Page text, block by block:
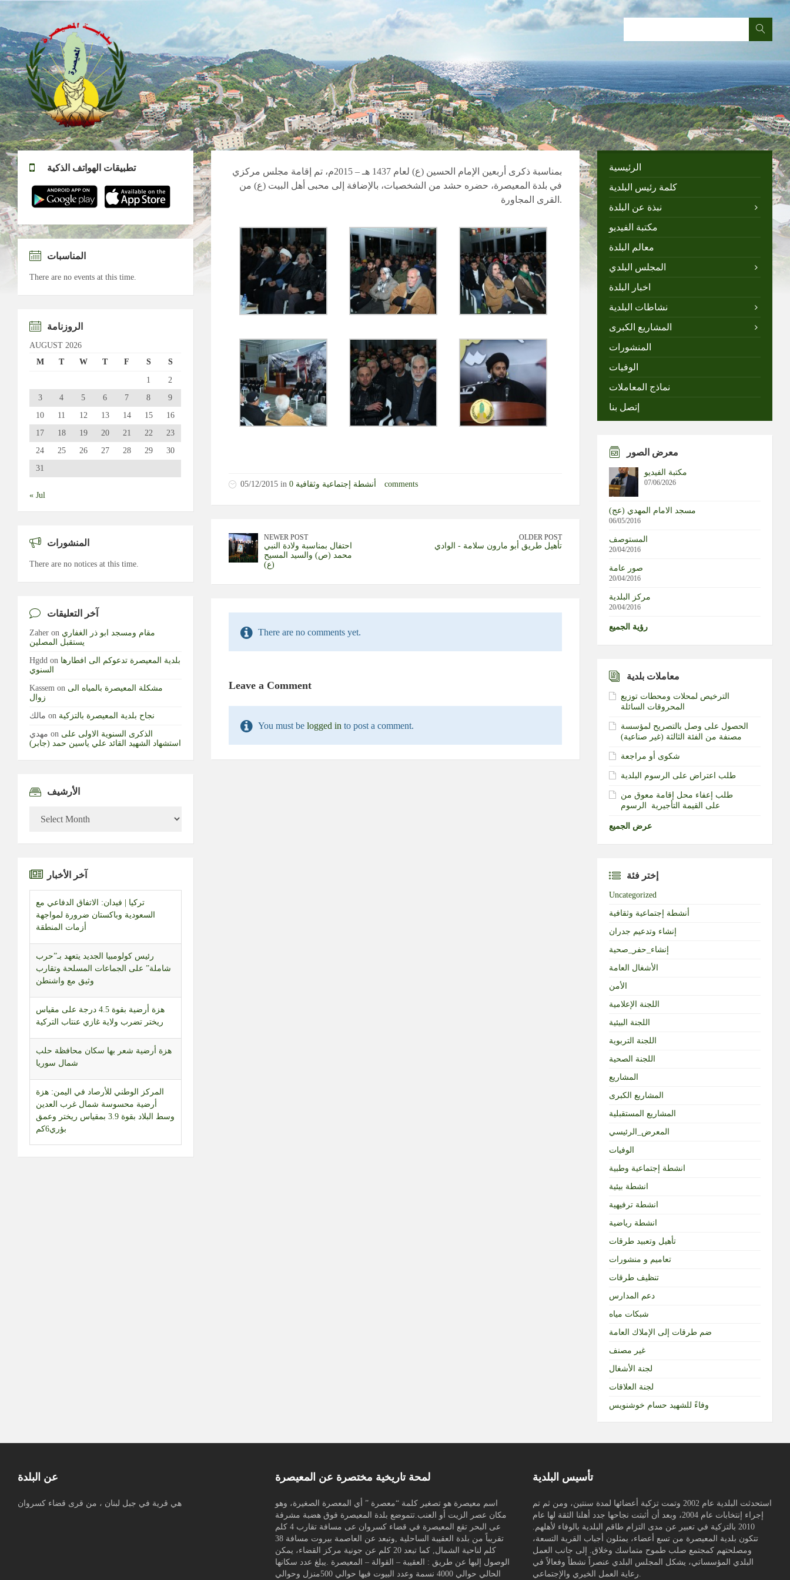
بمناسبة ذكرى أربعين الإمام الحسين (ع) لعام 1437 هـ – 2015م، تم إقامة مجلس مركزي
في بلدة المعيصرة، حضره حشد من الشخصيات، بالإضافة إلى محبى أهل البيت (ع) من
القرى المجاورة.
05/12/2015 in أنشطة إجتماعية وثقافية 0 comments
NEWER POST
احتفال بمناسبة ولادة النبي
محمد (ص) والسيد المسيح
(ع)
OLDER POST
تأهيل طريق أبو مارون سلامة - الوادي
There are no comments yet.
Leave a Comment
You must be logged in to post a comment.
تطبيقات الهواتف الذكية
المناسبات
There are no events at this time.
الروزنامة
AUGUST 2026
M
T W T F S S
1
2
3
4 5 6 7 8
9
10
11 12 13 14 15
16
17
18 19 20 21 22
23
24
25 26 27 28 29
30
31
« Jul
المنشورات
There are no notices at this time.
آخر التعليقات
Zaher on مقام ومسجد ابو ذر الغفاري
يستقبل المصلين
Hgdd on بلدية المعيصرة تدعوكم الى افطارها
السنوي
Kassem on مشكلة المعيصرة بالمياه الى
زوال
مالك on نجاح بلدية المعيصرة بالتزكية
مهدي on الذكرى السنوية الاولى على
استشهاد الشهيد القائد علي ياسين حمد (جابر)
الأرشيف
آخر الأخبار
تركيا | فيدان: الاتفاق الدفاعي مع
السعودية وباكستان ضرورة لمواجهة
أزمات المنطقة
رئيس كولومبيا الجديد يتعهد بـ”حرب
شاملة” على الجماعات المسلحة وتقارب
وثيق مع واشنطن
هزة أرضية بقوة 4.5 درجة على مقياس
ريختر تضرب ولاية غازي عنتاب التركية
هزة أرضية شعر بها سكان محافظة حلب
شمال سوريا
المركز الوطني للأرصاد في اليمن: هزة
أرضية محسوسة شمال غرب العدين
وسط البلاد بقوة 3.9 بمقياس ريختر وعمق
بؤري6كم
العراق | أمين عام حركة النجباء:
الدبلوماسية مع السعودية غير مجدية
الرئيسية
كلمة رئيس البلدية
نبذة عن البلدة
مكتبة الفيديو
معالم البلدة
المجلس البلدي
اخبار البلدة
نشاطات البلدية
المشاريع الكبرى
المنشورات
الوفيات
نماذج المعاملات
إتصل بنا
معرض الصور
مكتبة الفيديو
07/06/2026
مسجد الامام المهدي (عج)
06/05/2016
المستوصف
20/04/2016
صور عامة
20/04/2016
مركز البلدية
20/04/2016
رؤية الجميع
معاملات بلدية
الترخيص لمحلات ومحطات توزيع
المحروقات السائلة
الحصول على وصل بالتصريح لمؤسسة
مصنفة من الفئة الثالثة (غير صناعية)‏
شكوى أو مراجعة
طلب اعتراض على الرسوم البلدية
طلب إعفاء محل إقامة معوق من
الرسوم‎ ‎على القيمة التأجيرية ‏
عرض الجميع
إختر فئة
Uncategorized
أنشطة إجتماعية وثقافية
إنشاء وتدعيم جدران
إنشاء_حفر_صحية
الأشغال العامة
الأمن
اللجنة الإعلامية
اللجنة البيئية
اللجنة التربوية
اللجنة الصحية
المشاريع
المشاريع الكبرى
المشاريع المستقبلية
المعرض_الرئيسي
الوفيات
انشطة إجتماعية وطبية
انشطة بيئية
انشطة ترفيهية
انشطة رياضية
تأهيل وتعبيد طرقات
تعاميم و منشورات
تنظيف طرقات
دعم المدارس
شبكات مياه
ضم طرقات إلى الإملاك العامة
غير مصنف
لجنة الأشغال
لجنة العلاقات
وفاءً للشهيد حسام خوشنويس
عن البلدة
هي قرية في جبل لبنان ، من قرى قضاء كسروان
لمحة تاريخية مختصرة عن المعيصرة
اسم معيصرة هو تصغير كلمة “معصرة ” أي المعصرة الصغيرة، وهو
مكان عصر الزيت أو العنب.تتموضع بلدة المعيصرة فوق هضبة مشرفة
عى البحر تقع المعيصرة في قضاء كسروان عى مسافة تقارب 4 كلم
تقريباً من بلدة العقيبة الساحلية ,وتبعد عن العاصمة بيروت مسافة 38
كلم لناحية الشمال, كما تبعد 20 كلم عن جونية مركز القضاء، يمكن
الوصول إليها عن طريق : العقيبة – القوالة – المعيصرة .يبلغ عدد سكانها
الحالي حوالي 4000 نسمة وعدد البيوت فيها حوالي 500منزل وحوالي
تأسيس البلدية
استحدثت البلدية عام 2002 وتمت تزكية أعضائها لمدة سنتين، ومن ثم تم
إجراء إنتخابات عام 2004، وبعد أن أثبتت نجاحها جدد أهلنا الثقة لها عام
2010 بالتزكية في تعبير عن مدى التزام طاقم البلدية بالوفاء لأهلهم.
تتكون بلدية المعيصرة من تسع أعضاء، يمثلون أجباب القرية التسعة،
ومصلحتهم كمجتمع صلب طموح متماسك وخلاق. إلى جانب العمل
البلدي المؤسساتي، يشكل المجلس البلدي عنصراً نشطاً وفعالاً في